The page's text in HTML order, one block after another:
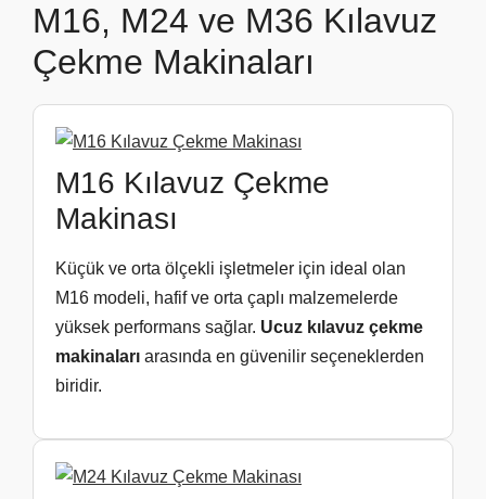
M16, M24 ve M36 Kılavuz
Çekme Makinaları
M16 Kılavuz Çekme
Makinası
Küçük ve orta ölçekli işletmeler için ideal olan
M16 modeli, hafif ve orta çaplı malzemelerde
yüksek performans sağlar. Ucuz kılavuz çekme
makinaları arasında en güvenilir seçeneklerden
biridir.